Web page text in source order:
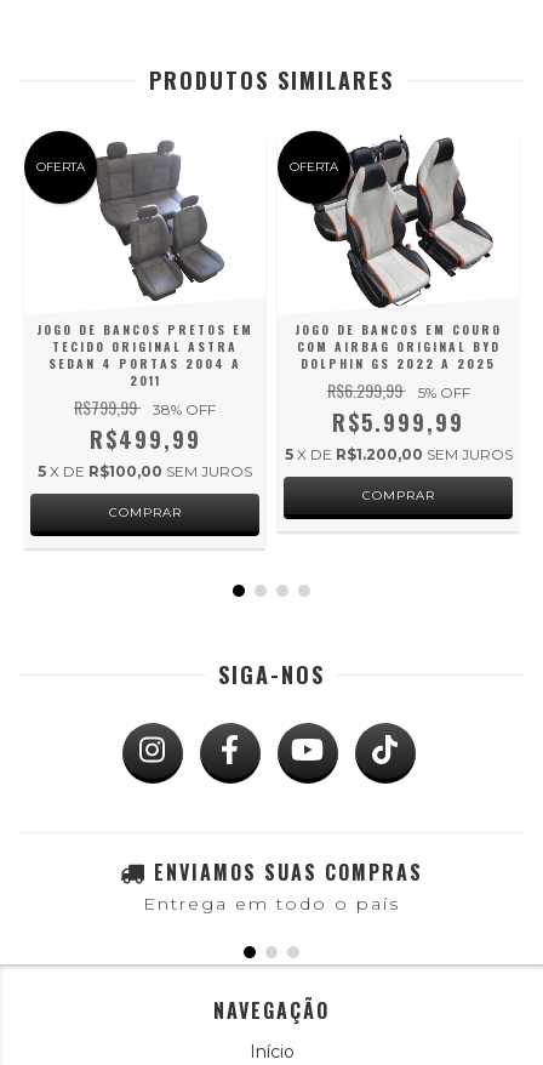
PRODUTOS SIMILARES
OFERTA
JOGO DE BANCOS PRETOS EM
TECIDO ORIGINAL ASTRA
SEDAN 4 PORTAS 2004 A
2011
R$799,99 38% OFF
R$499,99
5 X DE R$100,00 SEM JUROS
OFERTA
JOGO DE BANCOS EM COURO
COM AIRBAG ORIGINAL BYD
DOLPHIN GS 2022 A 2025
R$6.299,99 5% OFF
R$5.999,99
5 X DE R$1.200,00 SEM JUROS
SIGA-NOS
ENVIAMOS SUAS COMPRAS
Entrega em todo o país
NAVEGAÇÃO
Início